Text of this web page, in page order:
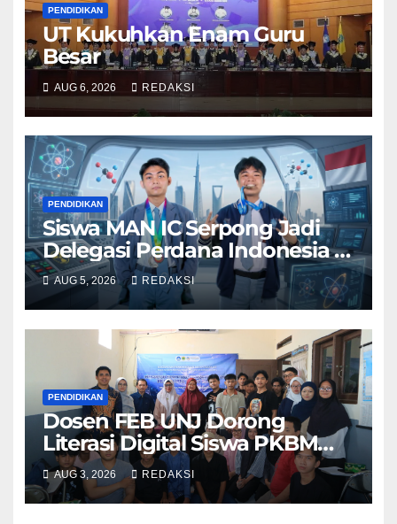
PENDIDIKAN
UT Kukuhkan Enam Guru
Besar
AUG 6, 2026 REDAKSI
PENDIDIKAN
Siswa MAN IC Serpong Jadi
Delegasi Perdana Indonesia di
Olimpiade Sains Nuklir
Internasional
AUG 5, 2026 REDAKSI
PENDIDIKAN
Dosen FEB UNJ Dorong
Literasi Digital Siswa PKBM
Cipta Tunas Karya Tangerang
Melalui Pembelajaran Berbasis
Teknologi
AUG 3, 2026 REDAKSI